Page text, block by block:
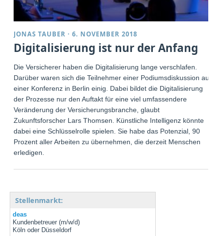
JONAS TAUBER ·6. NOVEMBER 2018
Digitalisierung ist nur der Anfang
Die Versicherer haben die Digitalisierung lange verschlafen.
Darüber waren sich die Teilnehmer einer Podiumsdiskussion auf
einer Konferenz in Berlin einig. Dabei bildet die Digitalisierung
der Prozesse nur den Auftakt für eine viel umfassendere
Veränderung der Versicherungsbranche, glaubt
Zukunftsforscher Lars Thomsen. Künstliche Intelligenz könnte
dabei eine Schlüsselrolle spielen. Sie habe das Potenzial, 90
Prozent aller Arbeiten zu übernehmen, die derzeit Menschen
erledigen.
Stellenmarkt:
deas
Kundenbetreuer (m/w/d)
Köln oder Düsseldorf